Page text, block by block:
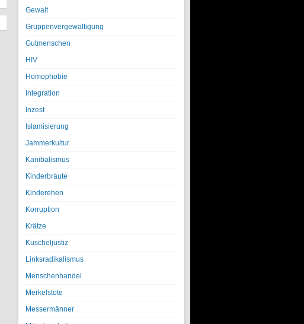
Gewalt
Gruppenvergewaltigung
Gutmenschen
HIV
Homophobie
Integration
Inzest
Islamisierung
Jammerkultur
Kanibalismus
Kinderbräute
Kinderehen
Korruption
Krätze
Kuscheljustiz
Linksradikalismus
Menschenhandel
Merkelstote
Messermänner